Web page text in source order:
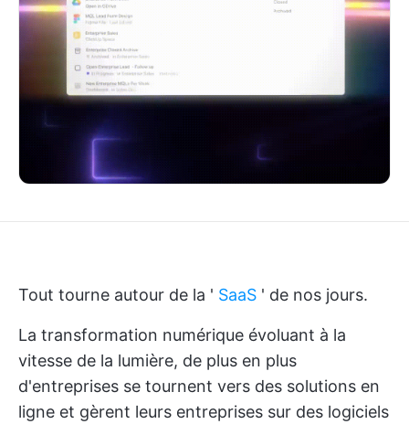
Tout tourne autour de la ' SaaS ' de nos jours.
La transformation numérique évoluant à la
vitesse de la lumière, de plus en plus
d'entreprises se tournent vers des solutions en
ligne et gèrent leurs entreprises sur des logiciels